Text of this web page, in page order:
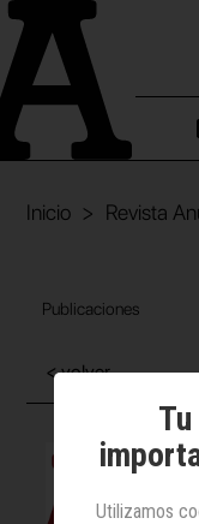
Inicio Revista
< volver
Publicaciones
Utilizamos